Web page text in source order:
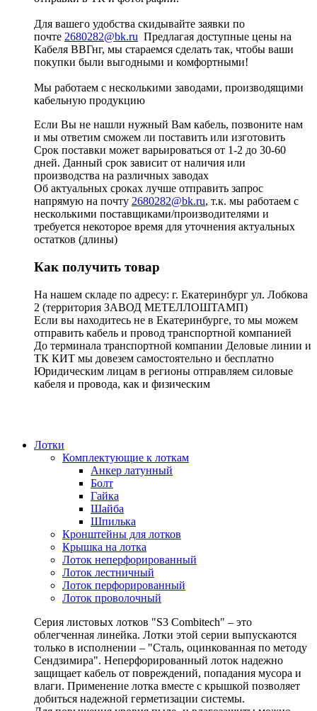
Для вашего удобства скидывайте заявки по
почте 2680282@bk.ru Предлагая доступные цены на
Кабеля ВВГнг, мы стараемся сделать так, чтобы ваши
покупки были выгодными и комфортными!
Мы работаем с несколькими заводами, производящими
кабельную продукцию
Если Вы не нашли нужный Вам кабель, позвоните нам
и мы ответим сможем ли поставить или изготовить
Срок поставки может варьироваться от 1-2 до 30-60
дней. Данный срок зависит от наличия или
производства на различных заводах
Об актуальных сроках лучше отправить запрос
напрямую на почту 2680282@bk.ru, т.к. мы работаем с
несколькими поставщиками/производителями и
требуется некоторое время для уточнения актуальных
остатков (длины)
Как получить товар
На нашем складе по адресу: г. Екатеринбург ул. Лобкова
2 (территория ЗАВОД МЕТЕЛЛОШТАМП)
Если вы находитесь не в Екатеринбурге, то мы можем
отправить кабель и провод транспортной компанией
До терминала транспортной компании Деловые линии и
ТК КИТ мы довезем самостоятельно и бесплатно
Юридическим лицам в регионы отправляем силовые
кабеля и провода, как и физическим
Лотки
Комплектующие к лоткам
Анкер латунный
Болт
Гайка
Шайба
Шпилька
Кронштейны для лотков
Крышка на лотка
Лоток неперфорированный
Лоток лестничный
Лоток перфорированный
Лоток проволочный
Серия листовых лотков "S3 Combitech" – это
облегченная линейка. Лотки этой серии выпускаются
только в исполнении – "Сталь, оцинкованная по методу
Сендзимира". Неперфорированный лоток надежно
защищает кабель от повреждений, попадания мусора и
влаги. Применение лотка вместе с крышкой позволяет
добиться надежной герметизации системы.